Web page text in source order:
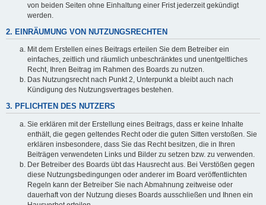
von beiden Seiten ohne Einhaltung einer Frist jederzeit gekündigt
werden.
2. EINRÄUMUNG VON NUTZUNGSRECHTEN
Mit dem Erstellen eines Beitrags erteilen Sie dem Betreiber ein
einfaches, zeitlich und räumlich unbeschränktes und unentgeltliches
Recht, Ihren Beitrag im Rahmen des Boards zu nutzen.
Das Nutzungsrecht nach Punkt 2, Unterpunkt a bleibt auch nach
Kündigung des Nutzungsvertrages bestehen.
3. PFLICHTEN DES NUTZERS
Sie erklären mit der Erstellung eines Beitrags, dass er keine Inhalte
enthält, die gegen geltendes Recht oder die guten Sitten verstoßen. Sie
erklären insbesondere, dass Sie das Recht besitzen, die in Ihren
Beiträgen verwendeten Links und Bilder zu setzen bzw. zu verwenden.
Der Betreiber des Boards übt das Hausrecht aus. Bei Verstößen gegen
diese Nutzungsbedingungen oder anderer im Board veröffentlichten
Regeln kann der Betreiber Sie nach Abmahnung zeitweise oder
dauerhaft von der Nutzung dieses Boards ausschließen und Ihnen ein